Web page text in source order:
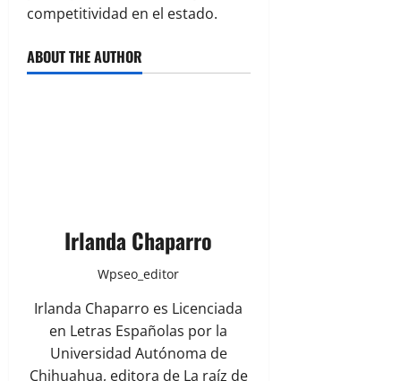
competitividad en el estado.
ABOUT THE AUTHOR
Irlanda Chaparro
Wpseo_editor
Irlanda Chaparro es Licenciada
en Letras Españolas por la
Universidad Autónoma de
Chihuahua, editora de La raíz de